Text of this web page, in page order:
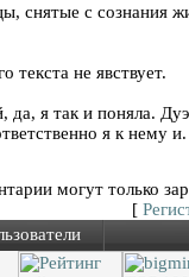
снятые с сознания
текста не явствует.
да, я так и поняла.
я к нему и.
могут только
[